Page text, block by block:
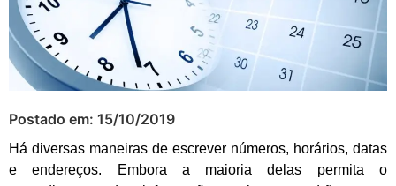
Postado em: 15/10/2019
Há diversas maneiras de escrever números, horários, datas
e endereços. Embora a maioria delas permita o